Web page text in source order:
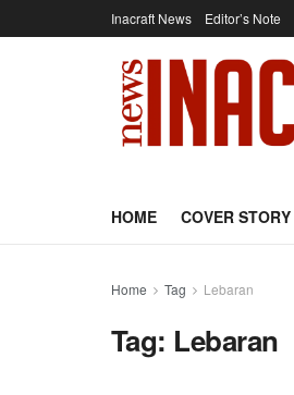
Inacraft News Editor’s Note
HOME COVER STORY
Home Tag Lebaran
Tag: Lebaran